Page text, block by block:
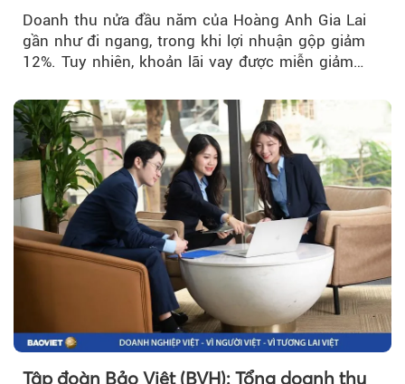
Doanh thu nửa đầu năm của Hoàng Anh Gia Lai
gần như đi ngang, trong khi lợi nhuận gộp giảm
12%. Tuy nhiên, khoản lãi vay được miễn giảm
Tập đoàn Bảo Việt (BVH): Tổng doanh thu